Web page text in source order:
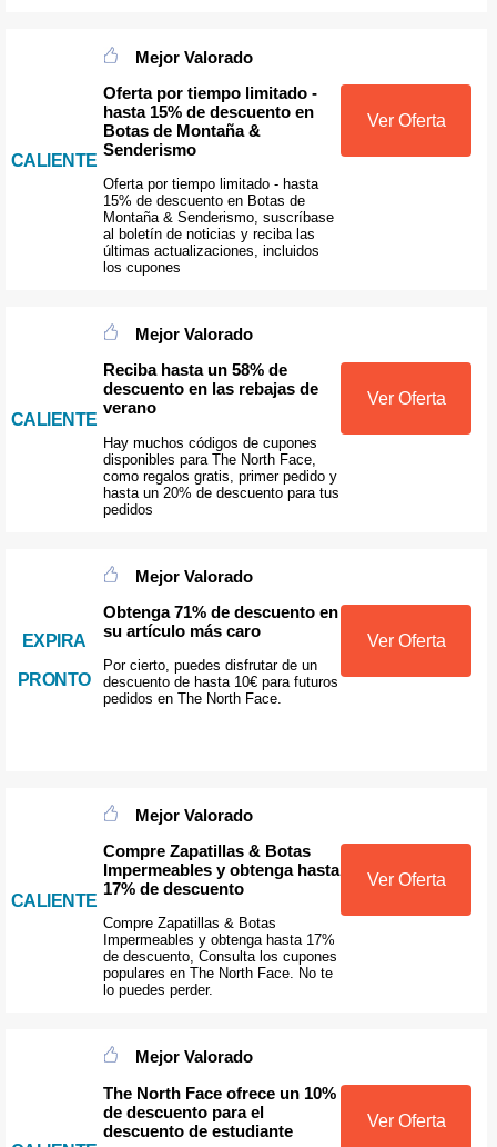
CALIENTE
Mejor Valorado
Oferta por tiempo limitado -
hasta 15% de descuento en
Botas de Montaña &
Senderismo
Oferta por tiempo limitado - hasta
15% de descuento en Botas de
Montaña & Senderismo, suscríbase
al boletín de noticias y reciba las
últimas actualizaciones, incluidos
los cupones
Ver Oferta
CALIENTE
Mejor Valorado
Reciba hasta un 58% de
descuento en las rebajas de
verano
Hay muchos códigos de cupones
disponibles para The North Face,
como regalos gratis, primer pedido y
hasta un 20% de descuento para tus
pedidos
Ver Oferta
EXPIRA
PRONTO
Mejor Valorado
Obtenga 71% de descuento en
su artículo más caro
Por cierto, puedes disfrutar de un
descuento de hasta 10€ para futuros
pedidos en The North Face.
Ver Oferta
CALIENTE
Mejor Valorado
Compre Zapatillas & Botas
Impermeables y obtenga hasta
17% de descuento
Compre Zapatillas & Botas
Impermeables y obtenga hasta 17%
de descuento, Consulta los cupones
populares en The North Face. No te
lo puedes perder.
Ver Oferta
Mejor Valorado
The North Face ofrece un 10%
de descuento para el
descuento de estudiante
Ver Oferta